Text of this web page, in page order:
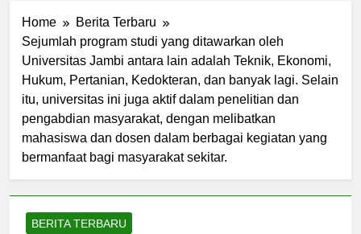
Home
Berita Terbaru
Sejumlah program studi yang ditawarkan oleh
Universitas Jambi antara lain adalah Teknik, Ekonomi,
Hukum, Pertanian, Kedokteran, dan banyak lagi. Selain
itu, universitas ini juga aktif dalam penelitian dan
pengabdian masyarakat, dengan melibatkan
mahasiswa dan dosen dalam berbagai kegiatan yang
bermanfaat bagi masyarakat sekitar.
BERITA TERBARU